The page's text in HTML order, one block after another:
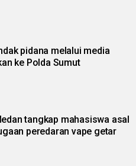
pidana melalui media
ke Polda Sumut
tangkap mahasiswa asal
peredaran vape getar